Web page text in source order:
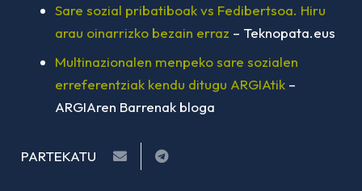
Sare sozial pribatiboak vs Fedibertsoa. Hiru
arau oinarrizko bezain erraz – Teknopata.eus
Multinazionalen menpeko sare sozialen
erreferentziak kendu ditugu ARGIAtik –
ARGIAren Barrenak bloga
PARTEKATU